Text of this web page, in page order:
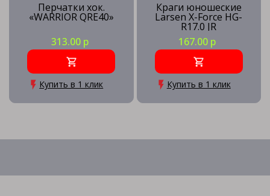
Перчатки хок.
«WARRIOR QRE40»
313.00 р
Купить в 1 клик
Краги юношеские
Larsen X-Force HG-
R17.0 JR
167.00 р
Купить в 1 клик